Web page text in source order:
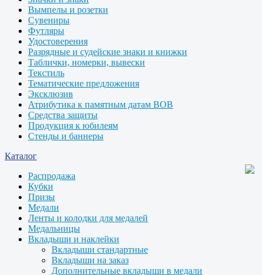
Вымпелы и розетки
Сувениры
Футляры
Удостоверения
Разрядные и судейские знаки и книжки
Таблички, номерки, вывески
Текстиль
Тематические предложения
Эксклюзив
Атрибутика к памятным датам ВОВ
Средства защиты
Продукция к юбилеям
Стенды и баннеры
Каталог
Распродажа
Кубки
Призы
Медали
Ленты и колодки для медалей
Медальницы
Вкладыши и наклейки
Вкладыши стандартные
Вкладыши на заказ
Дополнительные вкладыши в медали